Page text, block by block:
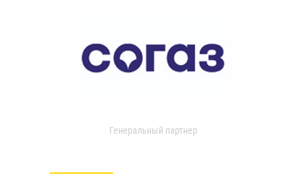
Генеральный партнер